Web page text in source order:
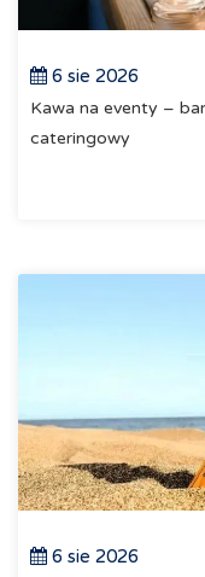
6 sie 2026
Kawa na eventy –
cateringowy
6 sie 2026